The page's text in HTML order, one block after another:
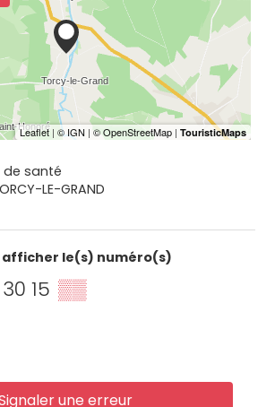
de santé
LE-GRAND
afficher le(s) numéro(s)
15 ▒▒
une erreur